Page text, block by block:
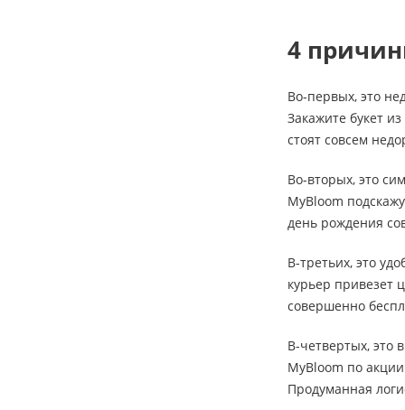
4
Во-первых, это
Закажите букет
стоят совсем
Во-вторых, это
MyBloom
день рождения
В-третьих, это
курьер привезет
совершенно
В-четвертых, это
MyBloom по
Продуманная